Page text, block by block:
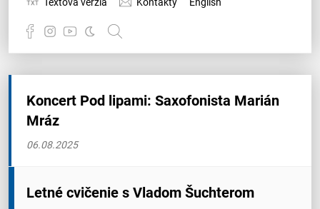
Samospráva
Koncert Pod lipami: Saxofonista Marián
Mráz
06.08.2025
Letné cvičenie s Vladom Šuchterom